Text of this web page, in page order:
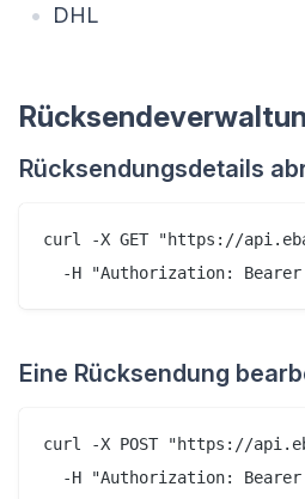
DHL
Rücksendungsdetails
curl -X GET "https://
Eine Rücksendung
curl -X POST "https://
-H "Authorization: